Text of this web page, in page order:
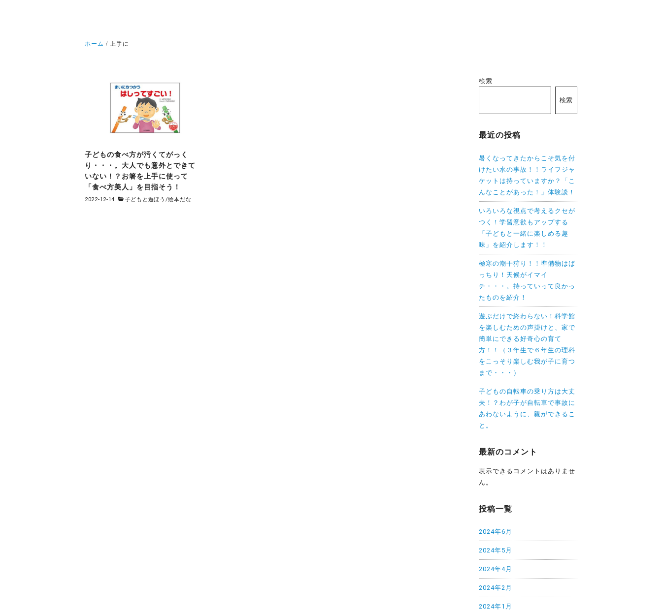
ホーム 上手に
子どもの食べ方が汚くてがっく
り・・・。大人でも意外とできて
いない！？お箸を上手に使って
「食べ方美人」を目指そう！
2022-12-14 子どもと遊ぼう /絵本だな
検索
検索
最近の投稿
暑くなってきたからこそ気を付
けたい水の事故！！ライフジャ
ケットは持っていますか？「こ
んなことがあった！」体験談！
いろいろな視点で考えるクセが
つく！学習意欲もアップする
「子どもと一緒に楽しめる趣
味」を紹介します！！
極寒の潮干狩り！！準備物はば
っちり！天候がイマイ
チ・・・。持っていって良かっ
たものを紹介！
遊ぶだけで終わらない！科学館
を楽しむための声掛けと、家で
簡単にできる好奇心の育て
方！！（３年生で６年生の理科
をこっそり楽しむ我が子に育つ
まで・・・）
子どもの自転車の乗り方は大丈
夫！？わが子が自転車で事故に
あわないように、親ができるこ
と。
最新のコメント
表示できるコメントはありませ
ん。
投稿一覧
2024年6月
2024年5月
2024年4月
2024年2月
2024年1月